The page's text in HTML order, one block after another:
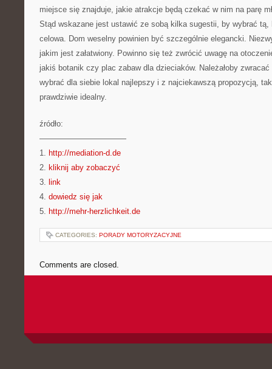
miejsce się znajduje, jakie atrakcje będą czekać w nim na parę
Stąd wskazane jest ustawić ze sobą kilka sugestii, by wybrać tą,
celowa. Dom weselny powinien być szczególnie elegancki.
jakim jest załatwiony. Powinno się też zwrócić uwagę na
jakiś botanik czy plac zabaw dla dzieciaków. Należałoby
wybrać dla siebie lokal najlepszy i z najciekawszą propozycją,
prawdziwie idealny.
źródło:
———————————
1. http://mediation-d.de
2. kliknij aby zobaczyć
3. link
4. dowiedz się jak
5. http://mehr-herzlichkeit.de
CATEGORIES: PORADY MOTORYZACYJNE
Comments are closed.